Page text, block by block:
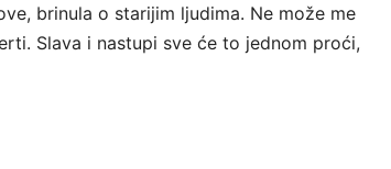
brinula o starijim ljudima. Ne može me
Slava i nastupi sve će to jednom proći,